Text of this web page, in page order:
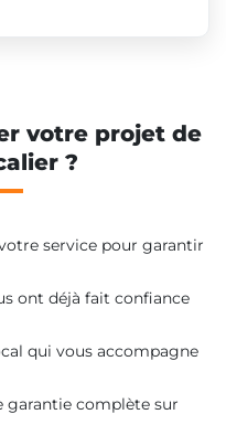
votre projet de
?
service pour garantir
ont déjà fait confiance
qui vous accompagne
garantie complète sur